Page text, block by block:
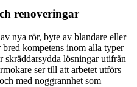
renoveringar
nya rör, byte av blandare eller
kompetens inom alla typer
lösningar utifrån
ser till att arbetet utförs
med noggrannhet som